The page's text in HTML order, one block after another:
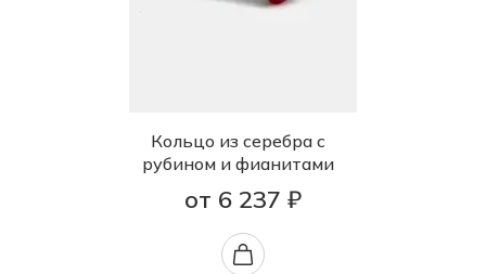
Кольцо из серебра с
рубином и фианитами
от 6 237 ₽